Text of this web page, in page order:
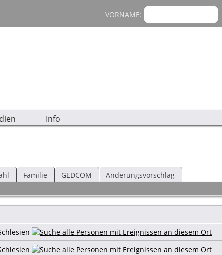
VORNAME:
Info
Familie GEDCOM Änderungsvorschlag